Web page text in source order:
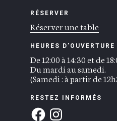
RÉSERVER
Réserver une table
HEURES D’OUVERTURE
De 12:00 à 14:30 et de
Du mardi au samedi.
(Samedi : à partir de
RESTEZ INFORMÉS